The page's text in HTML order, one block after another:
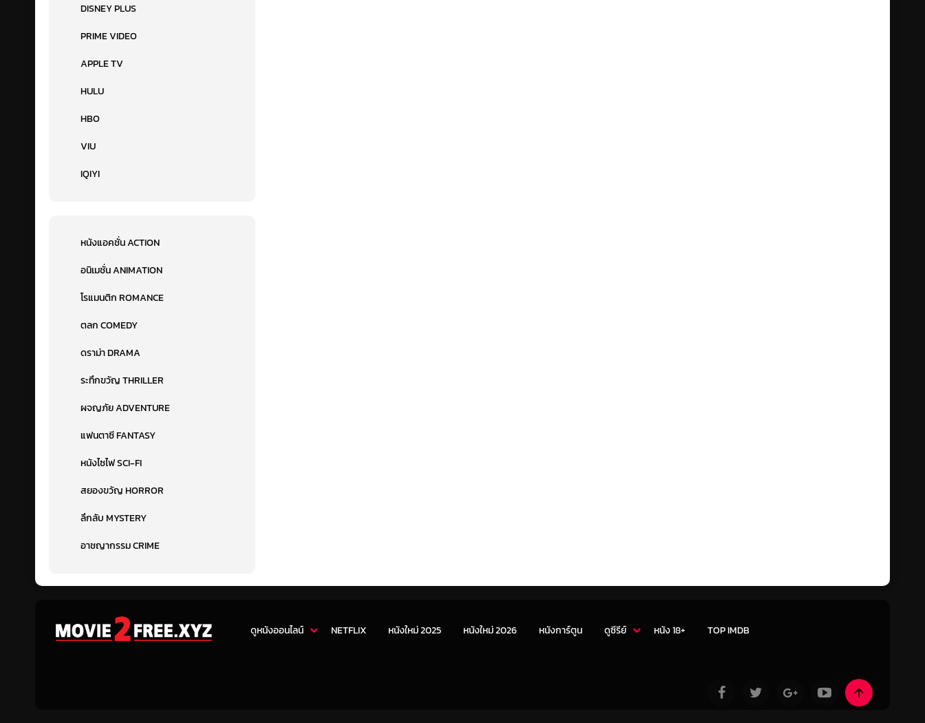
DISNEY PLUS
PRIME VIDEO
APPLE TV
HULU
HBO
VIU
IQIYI
หนังแอคชั่น ACTION
อนิเมชั่น ANIMATION
โรแมนติก ROMANCE
ตลก COMEDY
ดราม่า DRAMA
ระทึกขวัญ THRILLER
ผจญภัย ADVENTURE
แฟนตาซี FANTASY
หนังไซไฟ SCI-FI
สยองขวัญ HORROR
ลึกลับ MYSTERY
อาชญากรรม CRIME
ดูหนังออนไลน์ NETFLIX หนังใหม่ 2025 หนังใหม่ 2026 หนังการ์ตูน ดูซีรีย์ หนัง 18+ TOP IMDB